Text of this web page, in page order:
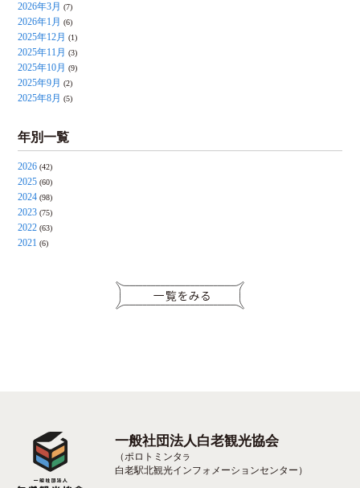
2026年3月 (7)
2026年1月 (6)
2025年12月 (1)
2025年11月 (3)
2025年10月 (9)
2025年9月 (2)
2025年8月 (5)
年別一覧
2026 (42)
2025 (60)
2024 (98)
2023 (75)
2022 (63)
2021 (6)
一般社団法人白老観光協会
（ポロトミンタ ラ
白老駅北観光インフォメーションセンター）